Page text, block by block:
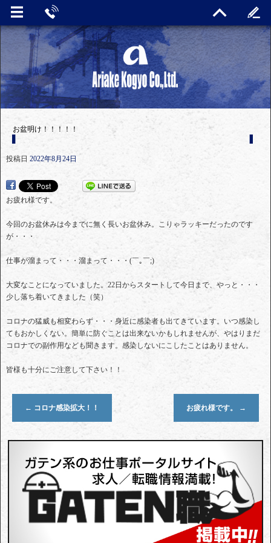
お盆明け！！！！！
投稿日 2022年8月24日
お疲れ様です。
今回のお盆休みは今までに無く長いお盆休み。こりゃラッキーだったのです
が・・・
仕事が溜まって・・・溜まって・・・(￣｡￣;)
大変なことになっていました。22日からスタートして今日まで、やっと・・・
少し落ち着いてきました（笑）
コロナの猛威も相変わらず・・・身近に感染者も出てきています。いつ感染し
てもおかしくない。簡単に防ぐことは出来ないかもしれませんが、やはりまだ
コロナでの副作用なども聞きます。感染しないにこしたことはありません。
皆様も十分にご注意して下さい！！
← コロナ感染拡大！！ お疲れ様です。 →